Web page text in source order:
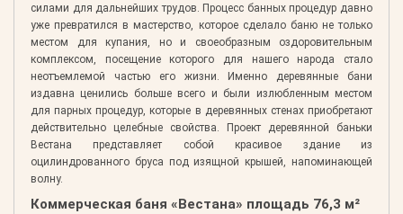
силами для дальнейших трудов. Процесс банных процедур давно
уже превратился в мастерство, которое сделало баню не только
местом для купания, но и своеобразным оздоровительным
комплексом, посещение которого для нашего народа стало
неотъемлемой частью его жизни. Именно деревянные бани
издавна ценились больше всего и были излюбленным местом
для парных процедур, которые в деревянных стенах приобретают
действительно целебные свойства. Проект деревянной баньки
Вестана представляет собой красивое здание из
оцилиндрованного бруса под изящной крышей, напоминающей
волну.
Коммерческая баня «Вестана» площадь 76,3 м²